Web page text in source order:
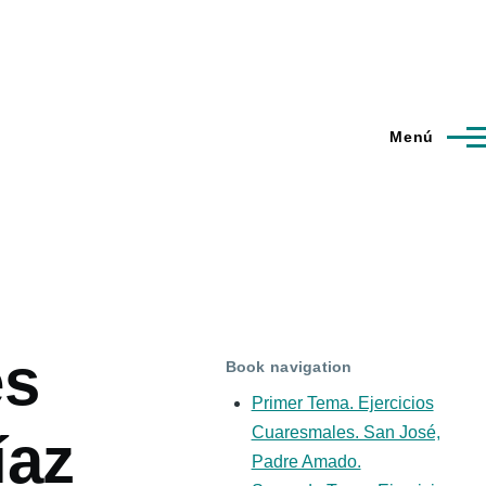
Menú
Book navigation
Primer Tema. Ejercicios
Cuaresmales. San José,
Padre Amado.